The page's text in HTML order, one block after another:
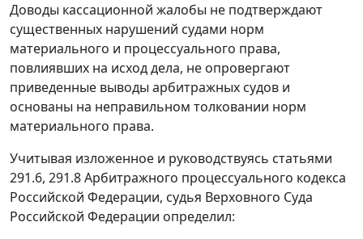
Доводы кассационной жалобы не подтверждают
существенных нарушений судами норм
материального и процессуального права,
повлиявших на исход дела, не опровергают
приведенные выводы арбитражных судов и
основаны на неправильном толковании норм
материального права.
Учитывая изложенное и руководствуясь статьями
291.6, 291.8Арбитражного процессуального кодекса
Российской Федерации, судья Верховного Суда
Российской Федерации определил: